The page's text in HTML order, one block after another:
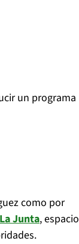
un programa
como por
La Junta, espacio